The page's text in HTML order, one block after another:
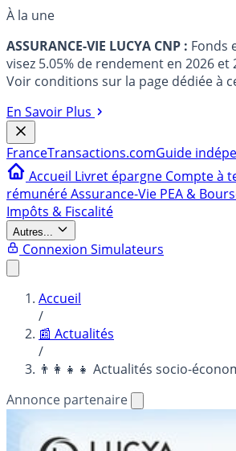
À la une
ASSURANCE-VIE LUCYA CNP : Fonds
visez 5.05% de rendement en 2026 et
Voir conditions sur la page dédiée à
En Savoir Plus
FranceTransactions.comGuide
Accueil Livret épargne Compte à
rémunéréAssurance-Vie PEA &
Impôts & Fiscalité
Autres...
Connexion Simulateurs
Accueil
/
📰 Actualités
/
👨‍👩‍👧‍👧 Actualités socio-
Annonce partenaire